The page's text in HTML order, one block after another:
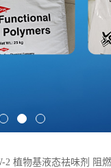
2 植物基液态祛味剂